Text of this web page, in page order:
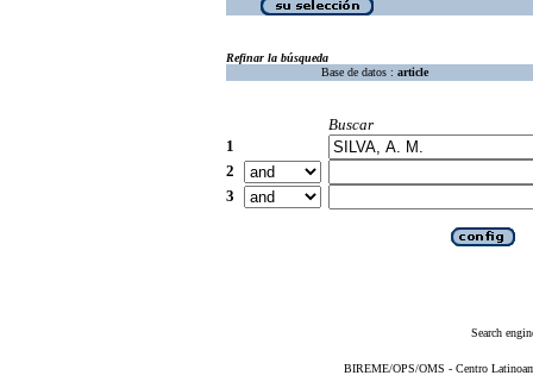
Refinar la búsqueda
Base de datos : article
Buscar
1
2
3
Search
BIREME/OPS/OMS - Centro